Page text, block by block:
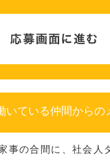
いている仲間からの
事の合間に、社会人